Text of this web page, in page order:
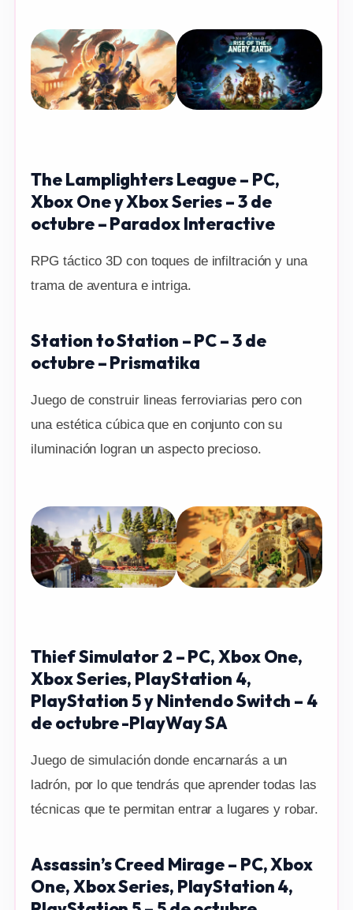
The Lamplighters League – PC,
Xbox One y Xbox Series – 3 de
octubre – Paradox Interactive
RPG táctico 3D con toques de infiltración y una
trama de aventura e intriga.
Station to Station – PC – 3 de
octubre – Prismatika
Juego de construir lineas ferroviarias pero con
una estética cúbica que en conjunto con su
iluminación logran un aspecto precioso.
Thief Simulator 2 – PC, Xbox One,
Xbox Series, PlayStation 4,
PlayStation 5 y Nintendo Switch – 4
de octubre -PlayWay SA
Juego de simulación donde encarnarás a un
ladrón, por lo que tendrás que aprender todas las
técnicas que te permitan entrar a lugares y robar.
Assassin’s Creed Mirage – PC, Xbox
One, Xbox Series, PlayStation 4,